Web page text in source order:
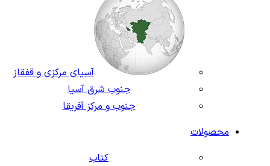
آسیای مرکزی و قفقاز
جنوب شرق آسیا
جنوب و مرکز آفریقا
محصولات
کتاب